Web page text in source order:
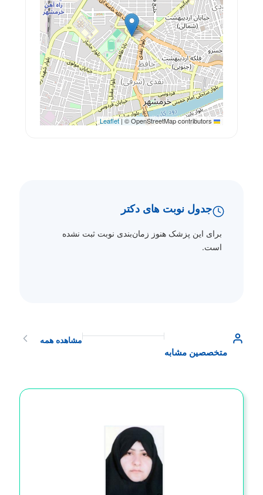
Leaflet
|© OpenStreetMap contributors
جدول نوبت های دکتر
برای این پزشک هنوز زمان‌بندی نوبت ثبت نشده
است.
متخصصین مشابه
مشاهده همه